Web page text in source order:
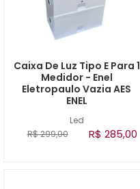
Led
Caixa De Luz Tipo E Para 1
Medidor - Enel
Eletropaulo Vazia AES
ENEL
R$ 299,00 R$ 285,00